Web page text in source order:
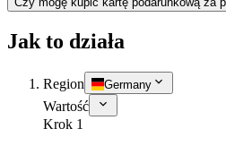
Jak to działa
Region Germany
Wartość
Krok 1